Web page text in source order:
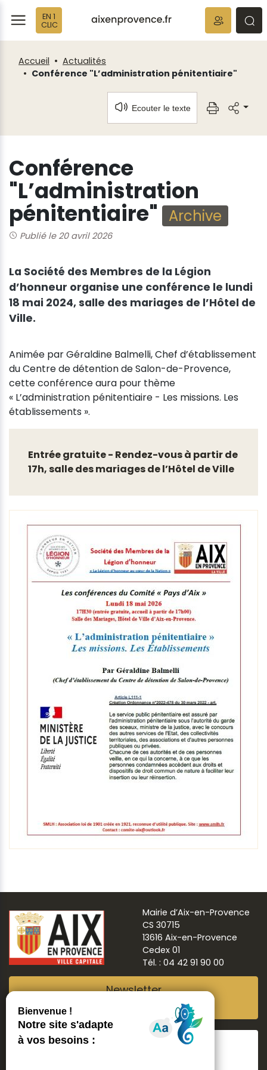
EN 1
CLIC
Accueil
Actualités
Conférence "L’administration pénitentiaire"
Ecouter le texte
Conférence
"L’administration
pénitentiaire" Archive
Publié le 20 avril 2026
La Société des Membres de la Légion
d’honneur organise une conférence le lundi
18 mai 2024, salle des mariages de l’Hôtel de
Ville.
Animée par Géraldine Balmelli, Chef d’établissement
du Centre de détention de Salon-de-Provence,
cette conférence aura pour thème
« L’administration pénitentiaire - Les missions. Les
établissements ».
Entrée gratuite - Rendez-vous à partir de
17h, salle des mariages de l’Hôtel de Ville
Mairie d’Aix-en-Provence
CS 30715
13616 Aix-en-Provence
Cedex 01
Tél. : 04 42 91 90 00
Newsletter
Suivre Aix ma ville
Fenêtre
de
chat
Panneau de gestion des cookies